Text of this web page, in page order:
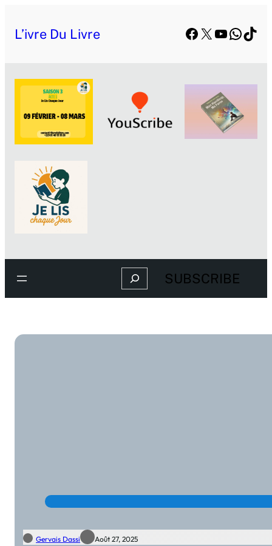
L’ivre Du Livre Facebook
X YouTube
Search SUBSCRIBE
Gervais Dassi Août 27, 2025